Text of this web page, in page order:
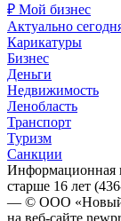
₽ Мой бизнес
Актуально
Карикатуры
Бизнес
Деньги
Недвижимость
Ленобласть
Транспорт
Туризм
Санкции
Информационная
старше 16 лет
— © ООО «Новый
на веб-сайте